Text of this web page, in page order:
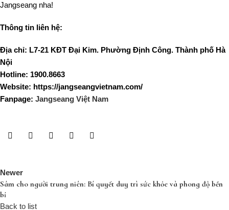
Jangseang nha!
Thông tin liên hệ:
Địa chỉ: L7-21 KĐT Đại Kim. Phường Định Công. Thành phố Hà
Nội
Hotline: 1900.8663
Website: https://jangseangvietnam.com/
Fanpage: Jangseang Việt Nam
Newer
Sâm cho người trung niên: Bí quyết duy trì sức khỏe và phong độ bền
bỉ
Back to list